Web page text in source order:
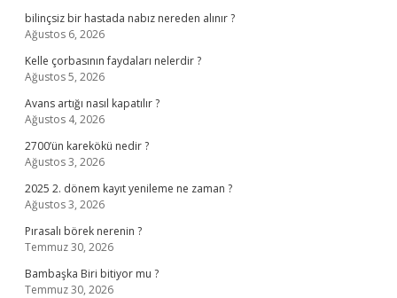
bilinçsiz bir hastada nabız nereden alınır ?
Ağustos 6, 2026
Kelle çorbasının faydaları nelerdir ?
Ağustos 5, 2026
Avans artığı nasıl kapatılır ?
Ağustos 4, 2026
2700’ün karekökü nedir ?
Ağustos 3, 2026
2025 2. dönem kayıt yenileme ne zaman ?
Ağustos 3, 2026
Pırasalı börek nerenin ?
Temmuz 30, 2026
Bambaşka Biri bitiyor mu ?
Temmuz 30, 2026